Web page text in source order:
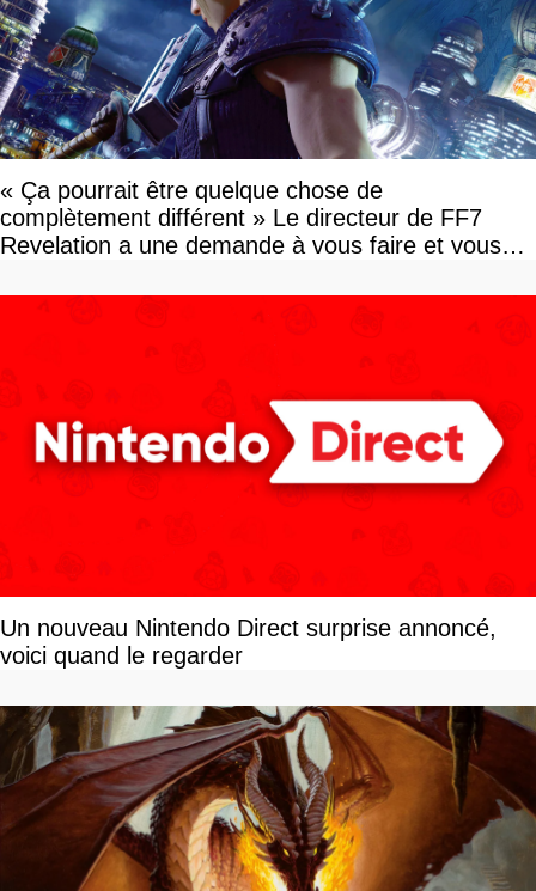
« Ça pourrait être quelque chose de
complètement différent » Le directeur de FF7
Revelation a une demande à vous faire et vous
Un nouveau Nintendo Direct surprise annoncé,
voici quand le regarder